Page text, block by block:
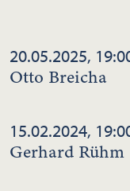
20.05.2025,
Otto Breicha
15.02.2024,
Gerhard Rühm